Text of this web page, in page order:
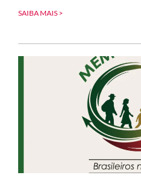
SAIBA MAIS >